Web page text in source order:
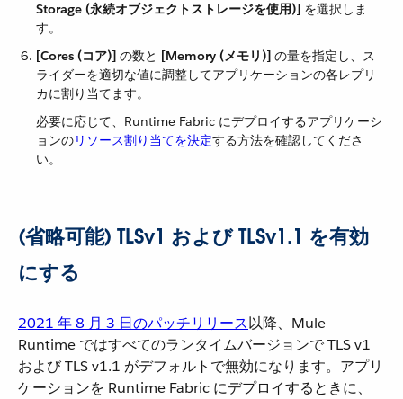
Storage (永続オブジェクトストレージを使用)] ​ を選択しま
す。
[Cores (コア)] ​ の数と ​ [Memory (メモリ)] ​ の量を指定し、ス
ライダーを適切な値に調整してアプリケーションの各レプリ
カに割り当てます。
必要に応じて、Runtime Fabric にデプロイするアプリケーシ
ョンの​リソース割り当てを決定​する方法を確認してくださ
い。
(省略可能) TLSv1 および TLSv1.1 を有効
にする
2021 年 8 月 3 日のパッチリリース​以降、Mule
Runtime ではすべてのランタイムバージョンで TLS v1
および TLS v1.1 がデフォルトで無効になります。アプリ
ケーションを Runtime Fabric にデプロイするときに、